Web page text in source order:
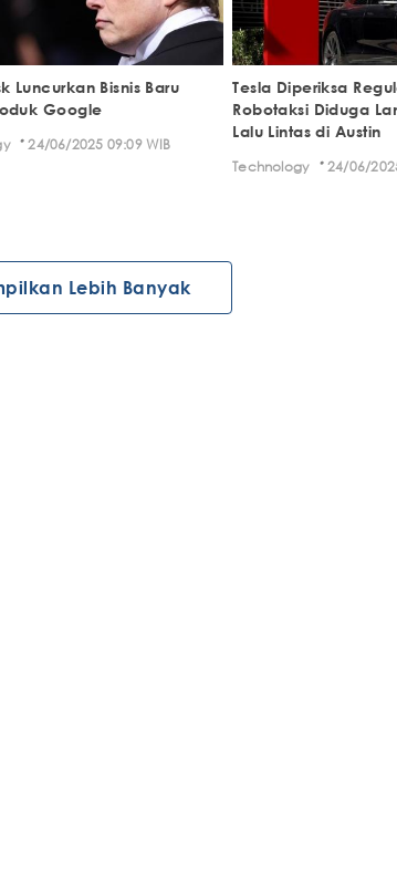
Luncurkan Bisnis Baru
Google
· 24/06/2025 09:09 WIB
Tesla Diperiksa
Robotaksi Diduga
Lalu Lintas di Austin
Technology · 24/06/
Lebih Banyak